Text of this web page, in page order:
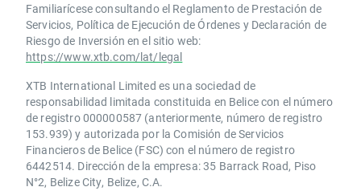
Familiarícese consultando el Reglamento de Prestación de
Servicios, Política de Ejecución de Órdenes y Declaración de
Riesgo de Inversión en el sitio web:
https://www.xtb.com/lat/legal
XTB International Limited es una sociedad de
responsabilidad limitada constituida en Belice con el número
de registro 000000587 (anteriormente, número de registro
153.939) y autorizada por la Comisión de Servicios
Financieros de Belice (FSC) con el número de registro
6442514. Dirección de la empresa: 35 Barrack Road, Piso
N°2, Belize City, Belize, C.A.